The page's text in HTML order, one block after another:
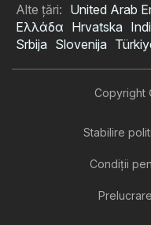
Alte țări: United Arab
Ελλάδα Hrvatska
Srbija Slovenija
Copyright
Stabilire
Condiţii